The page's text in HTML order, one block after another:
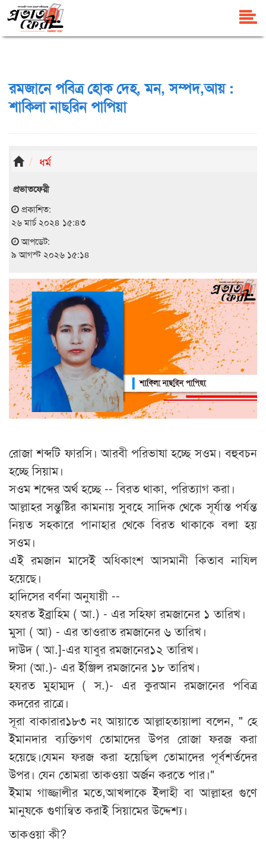
রমজানে পবিত্র হোক দেহ, মন, সম্পদ,আয় :
শাকিলা নাছরিন পাপিয়া
ধর্ম
প্রভাতফেরী
প্রকাশিত:
২৬ মার্চ ২০২৪ ১৫:৪৩
আপডেট:
৯ আগস্ট ২০২৬ ১৫:১৪
রোজা শব্দটি ফারসি। আরবী পরিভাষা হচ্ছে সওম। বহুবচন
হচ্ছে সিয়াম।
সওম শব্দের অর্থ হচ্ছে -- বিরত থাকা, পরিত্যাগ করা।
আল্লাহর সন্তুষ্টির কামনায় সুবহে সাদিক থেকে সূর্যাস্ত পর্যন্ত
নিয়ত সহকারে পানাহার থেকে বিরত থাকাকে বলা হয়
সওম।
এই রমজান মাসেই অধিকাংশ আসমানী কিতাব নাযিল
হয়েছে।
হাদিসের বর্ণনা অনুযায়ী --
হযরত ইব্রাহিম ( আ.) - এর সহিফা রমজানের ১ তারিখ।
মুসা ( আ) - এর তাওরাত রমজানের ৬ তারিখ।
দাউদ ( আ.]-এর যাবুর রমজানের১২ তারিখ।
ঈসা (আ.)- এর ইঞ্জিল রমজানের ১৮ তারিখ।
হযরত মুহাম্মদ ( স.)- এর কুরআন রমজানের পবিত্র
কদরের রাত্রে।
সূরা বাকারার১৮৩ নং আয়াতে আল্লাহতায়ালা বলেন, " হে
ইমানদার ব্যক্তিগণ তোমাদের উপর রোজা ফরজ করা
হয়েছে।যেমন ফরজ করা হয়েছিল তোমাদের পূর্বশর্তদের
উপর। যেন তোমরা তাকওয়া অর্জন করতে পার।"
ইমাম গাজ্জালীর মতে,আখলাকে ইলাহী বা আল্লাহর গুণে
মানুষকে গুণান্বিত করাই সিয়ামের উদ্দেশ্য।
তাকওয়া কী?